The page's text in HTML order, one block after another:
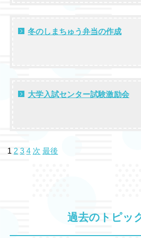
冬のしまちゅう弁当の作成
大学入試センター試験激励会
1 2 3 4 次 最後
過去のトピッ